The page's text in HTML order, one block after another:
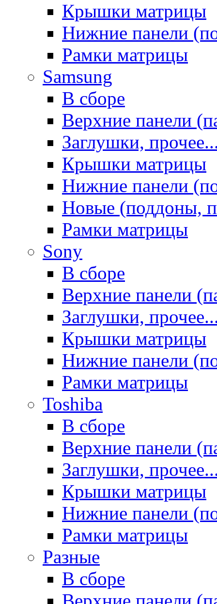
Крышки матрицы
Нижние панели
Рамки матрицы
Samsung
В сборе
Верхние панели
Заглушки,
Крышки матрицы
Нижние панели
Новые (поддоны,
Рамки матрицы
Sony
В сборе
Верхние панели
Заглушки,
Крышки матрицы
Нижние панели
Рамки матрицы
Toshiba
В сборе
Верхние панели
Заглушки,
Крышки матрицы
Нижние панели
Рамки матрицы
Разные
В сборе